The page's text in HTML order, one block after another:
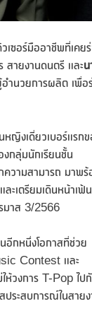
เซอร์มืออาชีพที่เคย
สายงานดนตรี และน
อำนวยการผลิต เพื่อ
หญิงเดี่ยวเบอร์แรกข
กลุ่มนักเรียนชั้น
วามสามารถ มาพร้
ะเตรียมเดินหน้าเฟ้
มาส 3/2566
อีกหนึ่งโอกาสที่ช่วย
Contest และ
วงการ T-Pop ไป
ระสบการณ์ในสายง